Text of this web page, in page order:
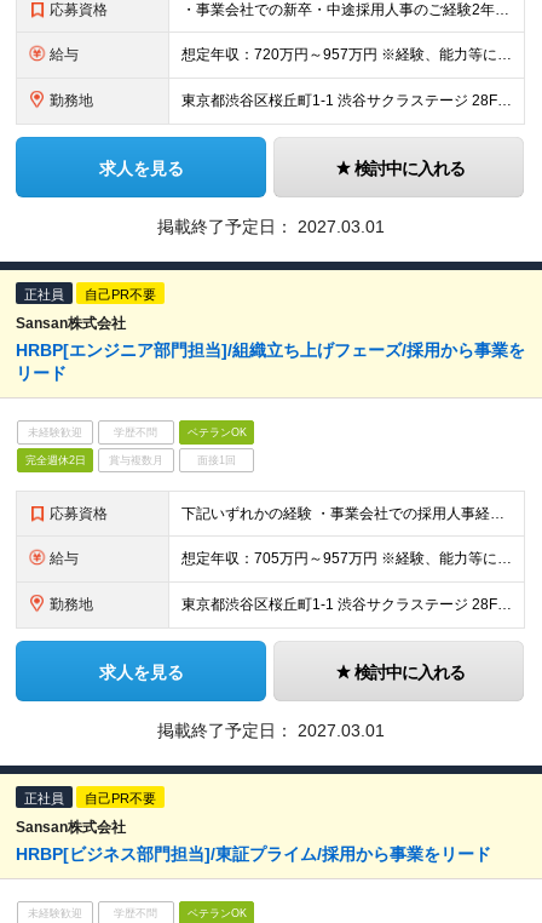
応募資格 ・事業会社での新卒・中途採用人事のご経験2年以上 （規模は不問）または採用RPO/ハイクラスエージェントのご経験2年以上 ・採用目標やプロジェクト目標など、具体的な目標を複数回達成した経験 ・資料作
給与 想定年収：720万円～957万円 ※経験、能力等に応じて個別に決定します。 ※年収720万の場合：月額50万（基本給40.5万＋時間外手当9.5万） ※年収957万の場合：月額66万（基本給53.4
勤務地 東京都渋谷区桜丘町1-1 渋谷サクラステージ 28F （変更の範囲）上記を除く当社関連勤務地
求人を見る 検討中に入れる
掲載終了予定日： 2027.03.01
正社員 自己PR不要
Sansan株式会社
HRBP[エンジニア部門担当]/組織立ち上げフェーズ/採用から事業を
リード
未経験歓迎 学歴不問 ベテランOK
完全週休2日 賞与複数月 面接1回
応募資格 下記いずれかの経験 ・事業会社での採用人事経験（2年以上）※中途・新卒不問 ・人材エージェント企業でのリクルーティング営業経験（2年以上） ・ヘッドハンティングファームでダイレクトスカウトを通じて幹部
給与 想定年収：705万円～957万円 ※経験、能力等に応じて個別に決定します。 ※年収705万の場合：月額49万（基本給39.6万＋時間外手当9.4万） ※年収957万の場合：月額66万（基本給53.4
勤務地 東京都渋谷区桜丘町1-1 渋谷サクラステージ 28F （変更の範囲）上記を除く当社関連勤務地
求人を見る 検討中に入れる
掲載終了予定日： 2027.03.01
正社員 自己PR不要
Sansan株式会社
HRBP[ビジネス部門担当]/東証プライム/採用から事業をリード
未経験歓迎 学歴不問 ベテランOK